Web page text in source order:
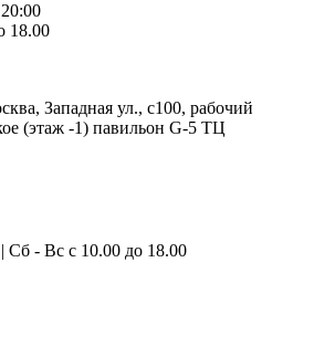
18.00
Западная ул., с100, рабочий
(этаж -1) павильон G-5 ТЦ
| Сб - Вс с 10.00 до 18.00